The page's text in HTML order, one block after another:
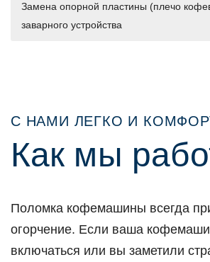
Замена опорной пластины (плечо
заварного устройства
С НАМИ ЛЕГКО И
Как мы
Поломка кофемашины всегда
огорчение. Если ваша
включаться или вы заметили